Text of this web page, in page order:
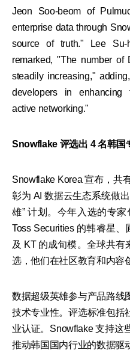
Jeon Soo-beom of
enterprise data through
source of truth." Lee Su-
remarked, "The number
steadily increasing,"
developers in enhancing
active networking."
Snowflake 评选出 4 名韩国
Snowflake Korea 宣布，共
彰为 AI 数据云生态系统做
雄” 计划。今年入选的专家
Toss Securities 的韩睿星
及 KT 的成旬模。全球共有
选，他们在社区教育和内容
数据超级英雄参与产品路线
技术专业性。评选标准包括
业认证。Snowflake 支持这
推动韩国国内行业的数据驱